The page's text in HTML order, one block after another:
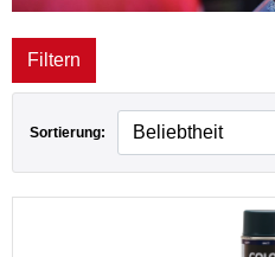
Filtern
Sortierung: